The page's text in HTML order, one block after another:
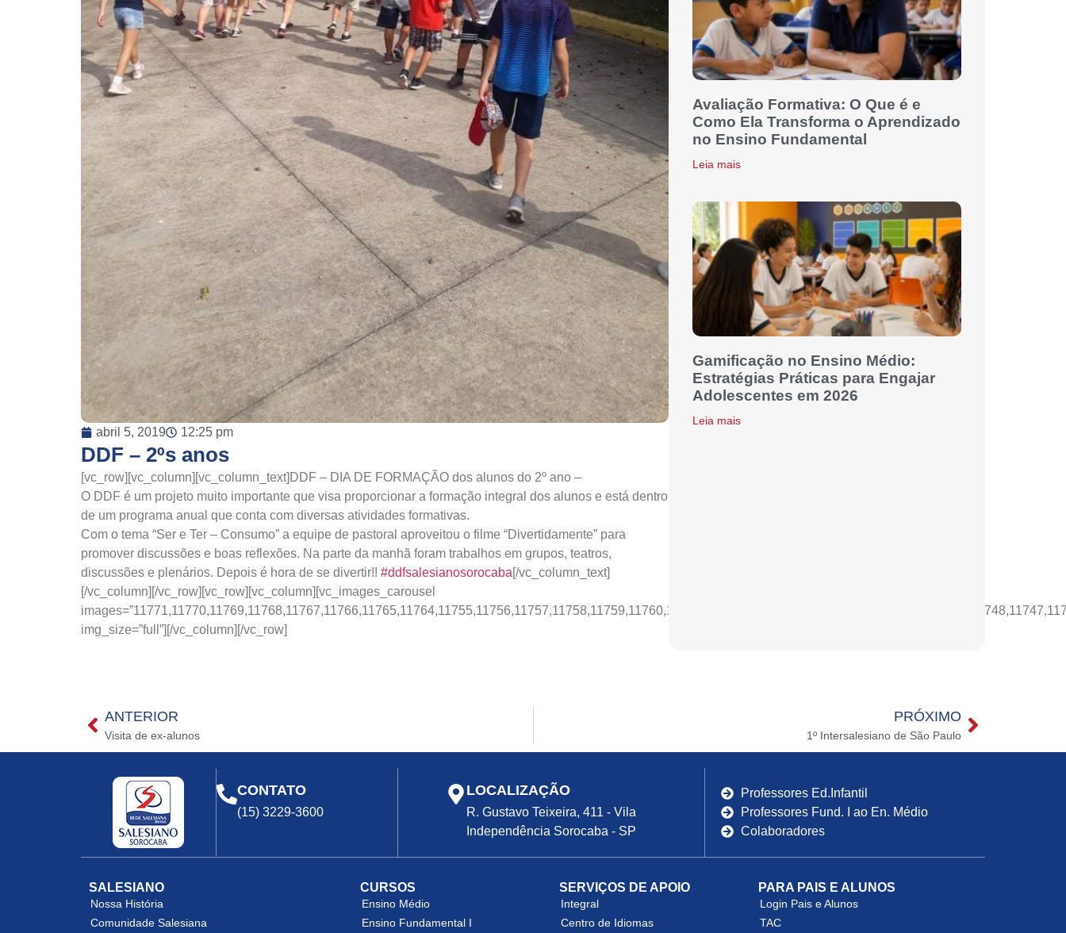
abril 5, 2019 12:25 pm
DDF – 2ºs anos
[vc_row][vc_column][vc_column_text]DDF – DIA DE FORMAÇÃO dos alunos do 2º ano –
O DDF é um projeto muito importante que visa proporcionar a formação integral dos alunos e está dentro
de um programa anual que conta com diversas atividades formativas.
Com o tema “Ser e Ter – Consumo” a equipe de pastoral aproveitou o filme “Divertidamente” para
promover discussões e boas reflexões. Na parte da manhã foram trabalhos em grupos, teatros,
discussões e plenários. Depois é hora de se divertir!! #ddfsalesianosorocaba[/vc_column_text]
[/vc_column][/vc_row][vc_row][vc_column][vc_images_carousel
img_size=”full”][/vc_column][/vc_row]
Avaliação Formativa: O Que é e
Como Ela Transforma o Aprendizado
no Ensino Fundamental
Leia mais
Gamificação no Ensino Médio:
Estratégias Práticas para Engajar
Adolescentes em 2026
Leia mais
ANTERIOR
Visita de ex-alunos
PRÓXIMO
1º Intersalesiano de São Paulo
CONTATO
(15) 3229-3600
LOCALIZAÇÃO
R. Gustavo Teixeira, 411 - Vila
Independência Sorocaba - SP
Professores Ed.Infantil
Professores Fund. I ao En. Médio
Colaboradores
SALESIANO
Nossa História
Comunidade Salesiana
CURSOS
Ensino Médio
Ensino Fundamental I
SERVIÇOS DE APOIO
Integral
Centro de Idiomas
PARA PAIS E ALUNOS
Login Pais e Alunos
TAC